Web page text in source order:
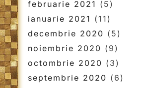
februarie 2021 (5)
ianuarie 2021 (11)
decembrie 2020 (5)
noiembrie 2020 (9)
octombrie 2020 (3)
septembrie 2020 (6)